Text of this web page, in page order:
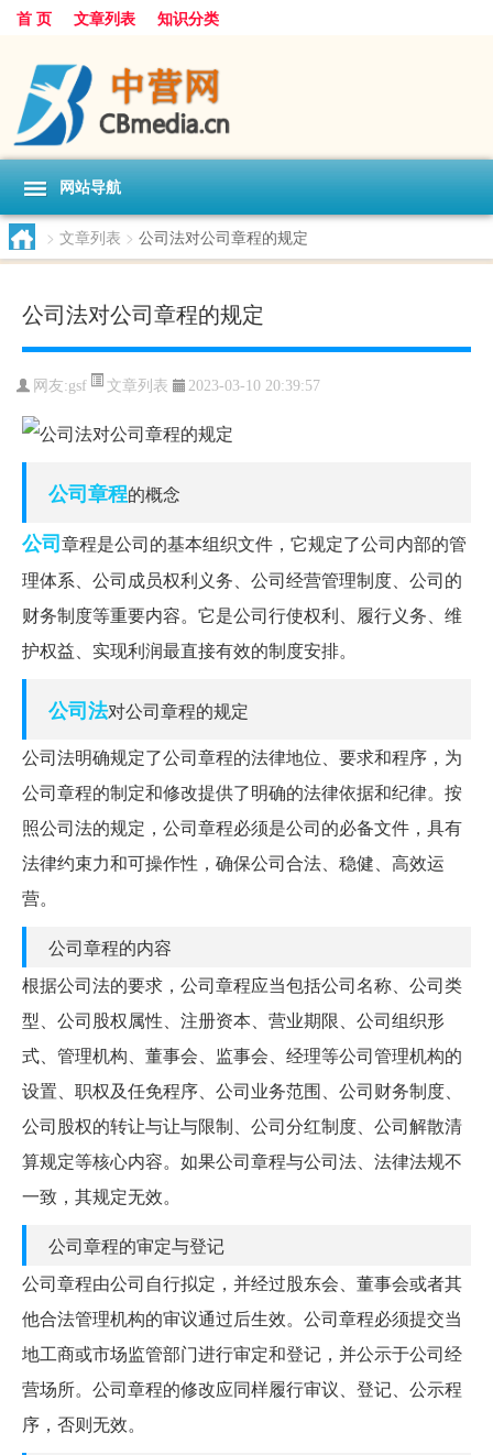
首 页 文章列表 知识分类
网站导航
> 文章列表 > 公司法对公司章程的规定
公司法对公司章程的规定
网友:gsf 文章列表 2023-03-10 20:39:57
公司章程的概念
公司章程是公司的基本组织文件，它规定了公司内部的管
理体系、公司成员权利义务、公司经营管理制度、公司的
财务制度等重要内容。它是公司行使权利、履行义务、维
护权益、实现利润最直接有效的制度安排。
公司法对公司章程的规定
公司法明确规定了公司章程的法律地位、要求和程序，为
公司章程的制定和修改提供了明确的法律依据和纪律。按
照公司法的规定，公司章程必须是公司的必备文件，具有
法律约束力和可操作性，确保公司合法、稳健、高效运
营。
公司章程的内容
根据公司法的要求，公司章程应当包括公司名称、公司类
型、公司股权属性、注册资本、营业期限、公司组织形
式、管理机构、董事会、监事会、经理等公司管理机构的
设置、职权及任免程序、公司业务范围、公司财务制度、
公司股权的转让与让与限制、公司分红制度、公司解散清
算规定等核心内容。如果公司章程与公司法、法律法规不
一致，其规定无效。
公司章程的审定与登记
公司章程由公司自行拟定，并经过股东会、董事会或者其
他合法管理机构的审议通过后生效。公司章程必须提交当
地工商或市场监管部门进行审定和登记，并公示于公司经
营场所。公司章程的修改应同样履行审议、登记、公示程
序，否则无效。